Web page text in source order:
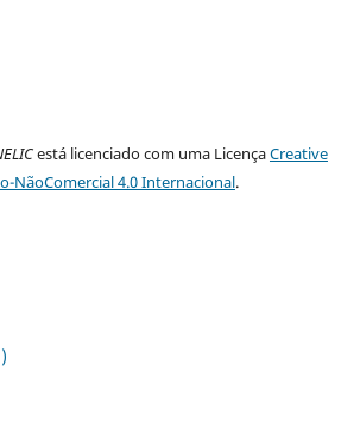
está licenciado com uma LicençaCreative
NãoComercial 4.0 Internacional.